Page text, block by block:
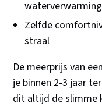
waterverwarming
Zelfde
straal
De meerprijs van
je binnen 2-3 jaar
dit altijd de slimme